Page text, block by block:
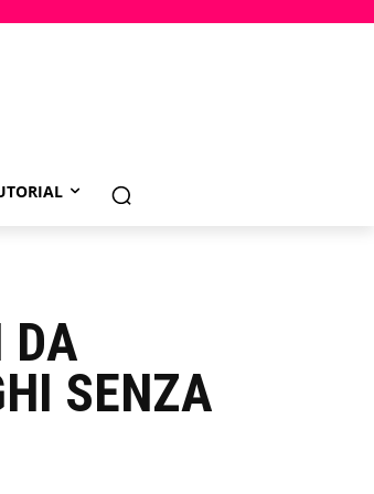
DA
SENZA